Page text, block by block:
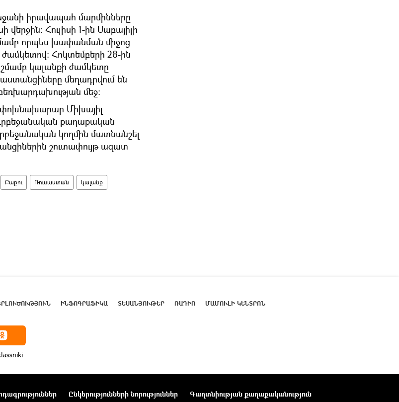
իրավապահ մարմինները
վերջին: Հուլիսի 1-ին Սաբայիլի
որպես խափանման միջոց
ժամկետով: Հոկտեմբերի 28-ին
կալանքի ժամկետը
մեղադրվում են
մեջ:
Միխայիլ
քաղաքական
կողմին մատնանշել
շուտափույթ ազատ
Բաքու Ռուսաստան կալանք
ԻՆՖՈԳՐԱՖԻԿԱ ՏԵՍԱՆՅՈՒԹԵՐ ՌԱԴԻՈ ՄԱՄՈՒԼԻ ԿԵՆՏՐՈՆ
Ընկերությունների նորություններ Գաղտնիության քաղաքականություն